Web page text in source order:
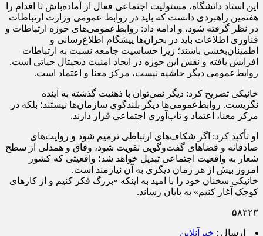
این استاد دانشگاه، مسئولیت اجتماعی فعال از آماده‌باش تا اقدام را
هفتمین راهبردی دانست که باید در روابط عمومی وزارت ارتباطات
در نظر گرفته شود، و ادامه داد: روابط‌عمومی‌های حوزه ارتباطات و
فناوری اطلاعات باید در بحران‌ها پیشگام اطلاع‌رسانی و
اطمینان‌بخشی باشند؛ زیرا حساسیت جامعه نسبت به ارتباطات
افزایش یافته و نقش این حوزه در ایجاد امنیت دیجیتال حیاتی است.
روابط‌عمومی دیگر حاشیه نیست، مرکز معنا و اعتماد است.
خانیکی تصریح کرد: دیگر نمی‌توان با ذهنیت گذشته به آینده
نگریست. روابط‌عمومی‌ها دیگر بلندگوی سازمان‌ها نیستند؛ بلکه در
مرکز معنا، اعتماد و تاب‌آوری اجتماعی قرار دارند.
او تأکید کرد: اگر شکاف‌های ارتباطی ترمیم شود و روایت‌های
صادقانه و فضاهای گفت‌وگویی تقویت شود، وفاق و همدلی از سطح
شعار به واقعیت اجتماعی تبدیل خواهد شد؛ واقعیتی که کشور
امروز بیش از هر زمان دیگری به آن نیازمند است.
خانیکی سخنان خود را با امید به اینکه «بزرگ فکر کنیم و از کارهای
کوچک آغاز کنیم» به پایان رساند.
۵۸۳۲۳
ارسال : خبرآنلاین